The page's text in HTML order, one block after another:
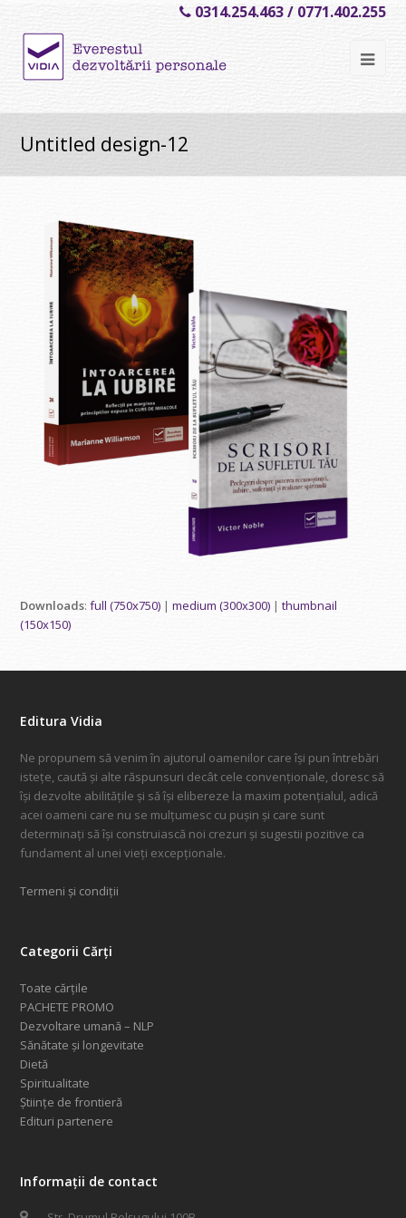
0314.254.463 / 0771.402.255
Untitled design-12
Downloads:full (750x750) |medium (300x300) |thumbnail
(150x150)
Editura Vidia
Ne propunem să venim în ajutorul oamenilor care își pun întrebări
istețe, caută și alte răspunsuri decât cele convenționale, doresc să
își dezvolte abilitățile și să își elibereze la maxim potențialul, adică
acei oameni care nu se mulțumesc cu pușin și care sunt
determinați să își construiască noi crezuri și sugestii pozitive ca
fundament al unei vieți excepționale.
Termeni și condiții
Categorii Cărți
Toate cărțile
PACHETE PROMO
Dezvoltare umană – NLP
Sănătate și longevitate
Dietă
Spiritualitate
Științe de frontieră
Edituri partenere
Informații de contact